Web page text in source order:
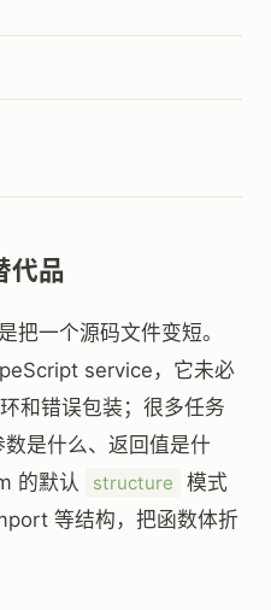
代品
把一个源码文件变短。
service，它未必
和错误包装；很多任务
是什么、返回值是什
的默认
structure
模式
等结构，把函数体折